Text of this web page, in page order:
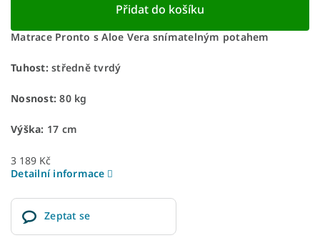
Přidat do košíku
Matrace Pronto s Aloe Vera snímatelným potahem
Tuhost:středně tvrdý
Nosnost: 80 kg
Výška: 17 cm
3 189 Kč
Detailní informace
Zeptat se